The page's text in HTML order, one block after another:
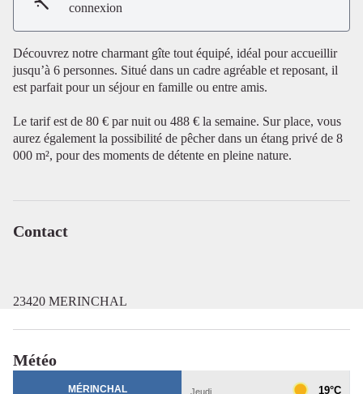
Voir l'image en plein écran
connexion
Découvrez notre charmant gîte tout équipé, idéal pour accueillir
jusqu’à 6 personnes. Situé dans un cadre agréable et reposant, il
est parfait pour un séjour en famille ou entre amis.
Le tarif est de 80 € par nuit ou 488 € la semaine. Sur place, vous
aurez également la possibilité de pêcher dans un étang privé de 8
000 m², pour des moments de détente en pleine nature.
Contact
23420 MERINCHAL
Météo